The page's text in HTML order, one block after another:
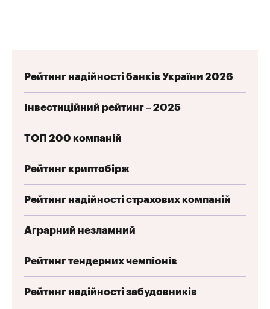
Рейтинг надійності банків України 2026
Інвестиційний рейтинг – 2025
ТОП 200 компаній
Рейтинг криптобірж
Рейтинг надійності страхових компаній
Аграрний незламний
Рейтинг тендерних чемпіонів
Рейтинг надійності забудовників